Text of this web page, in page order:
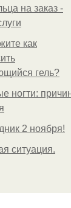
на заказ -
как
гель?
ногти:
2 ноября!
ситуация.